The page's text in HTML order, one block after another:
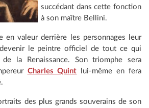
succédant dans cette fonction
à son maître Bellini.
en valeur derrière les personnages leur
le peintre officiel de tout ce qui
la Renaissance. Son triomphe sera
Charles Quint lui-même en fera
des plus grands souverains de son